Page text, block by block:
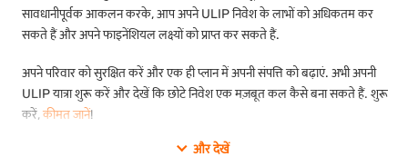
ULIP शुल्क को कैसे कम करें?
ULIP (यूनिट लिंक्ड इंश्योरेंस प्लान) विभिन्न प्रकार के शुल्क के साथ आते हैं, लेकिन सही
से लेकर समय के साथ इसे मैनेज करने तक, हर चरण में सोच-समझकर निर्णय लेना
ज़रूरी होता है.
अलग-अलग शुल्क संरचनाएं होती हैं. प्रीमियम एलोकेशन, फंड मैनेजमेंट और
सावधानीपूर्वक आकलन करके, आप अपने ULIP निवेश के लाभों को अधिकतम कर
सकते हैं और अपने फाइनेंशियल लक्ष्यों को प्राप्त कर सकते हैं.
अपने परिवार को सुरक्षित करें और एक ही प्लान में अपनी संपत्ति को बढ़ाएं. अभी अपनी
ULIP यात्रा शुरू करें और देखें कि छोटे निवेश एक मज़बूत कल कैसे बना सकते हैं. शुरू
करें,कीमत जानें!
और देखें